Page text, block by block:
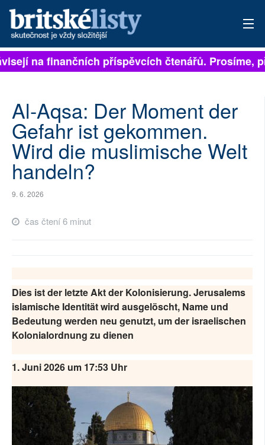
PŘIHLÁSIT
ARCHIV
ROZHOVORY
TÉMATA
NEJČTENĚJŠÍ ZA 7 DNÍ
AUTOŘI
RUBRIKY
PLNÁ VERZE STRÁNEK
na finančních příspěvcích čtenářů. Prosíme,
Al-Aqsa: Der Moment der
Gefahr ist gekommen.
Wird die muslimische Welt
handeln?
9. 6. 2026
čas čtení 6 minut
Dies ist der letzte Akt der Kolonisierung. Jerusalems
islamische Identität wird ausgelöscht, Name und
Bedeutung werden neu genutzt, um der israelischen
Kolonialordnung zu dienen
1. Juni 2026 um 17:53 Uhr